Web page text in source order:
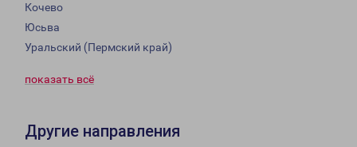
Кочево
Юсьва
Уральский (Пермский край)
показать всё
Другие направления